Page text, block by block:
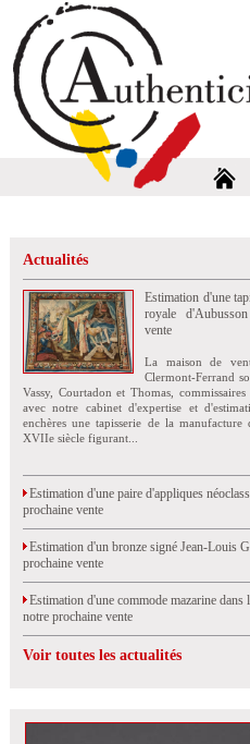
Actualités
Estimation d'une
royale
vente
La maison de
Clermont-Ferrand
Vassy, Courtadon et Thomas,
avec notre cabinet d'expertise et
enchères une tapisserie de la
XVIIe siècle figurant...
Estimation d'une paire d'appliques
prochaine vente
Estimation d'un bronze signé Jean-Louis
prochaine vente
Estimation d'une commode mazarine dans
notre prochaine vente
Voir toutes les actualités